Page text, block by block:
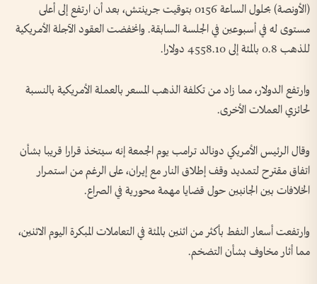
(الأونصة) بحلول الساعة 0156 بتوقيت جرينتش، بعد أن ارتفع إلى أعلى
⁠مستوى له في أسبوعين في الجلسة السابقة. وانخفضت العقود الآجلة الأمريكية
للذهب 0.8 بالمئة إلى 4558.10 دولارا.
وارتفع الدولار، مما زاد من تكلفة الذهب المسعر ‌بالعملة الأمريكية بالنسبة
لحائزي العملات الأخرى.
وقال الرئيس الأمريكي دونالد ترامب يوم الجمعة إنه سيتخذ قرارا قريبا بشأن
اتفاق مقترح ‌لتمديد وقف إطلاق النار مع إيران، على الرغم ‌من استمرار
الخلافات بين الجانبين حول قضايا مهمة ‌محورية في الصراع.
وارتفعت أسعار النفط بأكثر من اثنين بالمئة في ⁠التعاملات المبكرة اليوم الاثنين،
⁠مما أثار مخاوف بشأن التضخم.